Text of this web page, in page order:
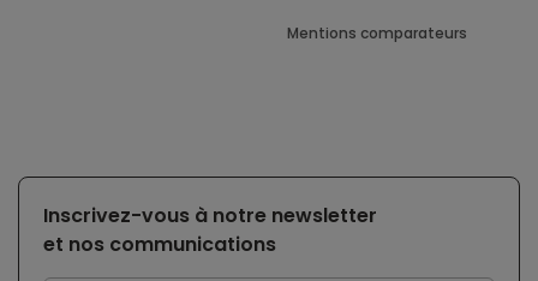
Mentions comparateurs
Inscrivez-vous à notre newsletter
et nos communications